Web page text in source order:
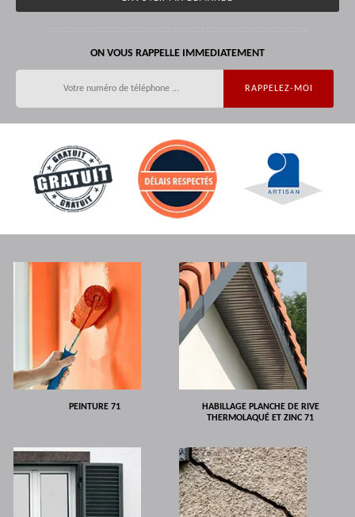
ON VOUS RAPPELLE IMMEDIATEMENT
PEINTURE 71
HABILLAGE PLANCHE DE RIVE
THERMOLAQUÉ ET ZINC 71